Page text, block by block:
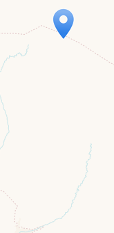
Travelers' Map is loading...
If you see this after your page
loaded completely, leafletJS